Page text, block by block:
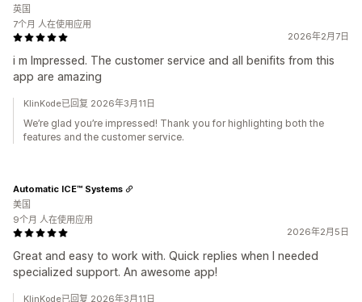
2026年2月7日
i m Impressed. The customer service and all benifits from this
app are amazing
英国
7个月 人在使用应用
KlinKode已回复 2026年3月11日
We’re glad you’re impressed! Thank you for highlighting both the
features and the customer service.
2026年2月5日
Great and easy to work with. Quick replies when I needed
specialized support. An awesome app!
Automatic ICE™ Systems
美国
9个月 人在使用应用
KlinKode已回复 2026年3月11日